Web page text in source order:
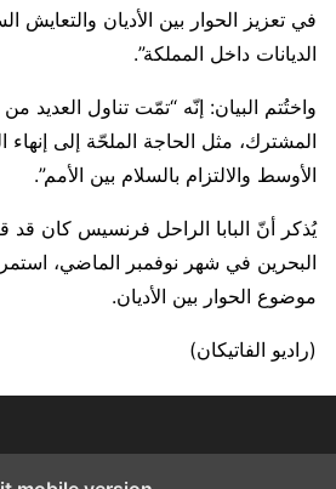
في تعزيز الحوار بين الأديان والتعايش
الديانات داخل المملكة”.
واختُتم البيان: إنّه “تمّت تناول العديد
المشترك، مثل الحاجة الملحّة إلى
الأوسط والالتزام بالسلام بين الأمم”.
يُذكر أنّ البابا الراحل فرنسيس كان قد
موضوع الحوار بين الأديان.
(راديو الفاتيكان)